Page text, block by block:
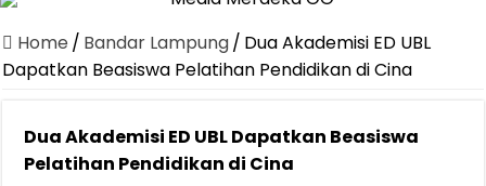
Canangkan Desa TAPIS dan Luncurkan Sekolah Lansia di
Pemprov Lampung Berhasil Kendalikan Inflasi, Jadi Provinsi
Dirut Jasa Raharja Dampingi Wamenhub Tinjau Penanganan
Pastikan Pelayanan Maksimal, Direksi Jasa Raharja Tinjau Korban
Home / Bandar Lampung/ Dua Akademisi ED UBL
Dapatkan Beasiswa Pelatihan Pendidikan di Cina
Dua Akademisi ED UBL Dapatkan Beasiswa
Pelatihan Pendidikan di Cina